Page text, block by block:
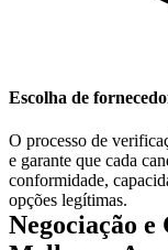
Escolha de
O processo de
e garante que cada
conformidade,
opções legítimas.
Negociação